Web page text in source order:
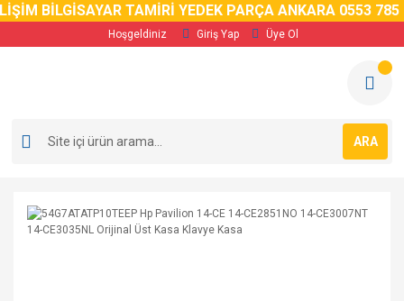
BİLGİSAYAR TAMİRİ YEDEK PARÇA ANKARA 0553 785 02
Hoşgeldiniz Giriş Yap Üye Ol
ARA